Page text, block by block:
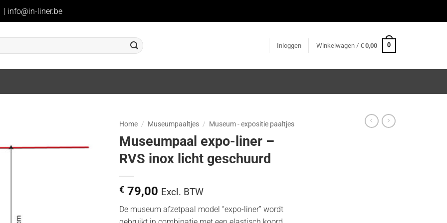
| info@in-liner.be
Inloggen Winkelwagen / €0,00 0
Home / Museumpaaltjes / Museum - expositie paaltjes
Museumpaal expo-liner –
RVS inox licht geschuurd
€ 79,00 Excl. BTW
De museum afzetpaal model “expo-liner” wordt